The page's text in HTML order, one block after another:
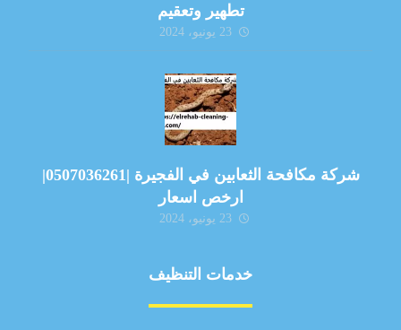
تطهير وتعقيم
23 يونيو، 2024
شركة مكافحة الثعابين في الفجيرة |0507036261|
ارخص اسعار
23 يونيو، 2024
خدمات التنظيف